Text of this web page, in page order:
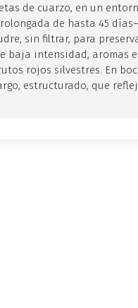
de cuarzo, en un
de hasta 45
sin filtrar, para
baja intensidad, aromas
rojos silvestres. En
estructurado, que